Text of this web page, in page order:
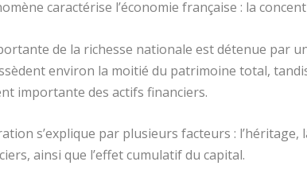
caractérise l’économie française : la
de la richesse nationale est détenue par
environ la moitié du patrimoine total,
importante des actifs financiers.
s’explique par plusieurs facteurs : l’héritage,
ainsi que l’effet cumulatif du capital.